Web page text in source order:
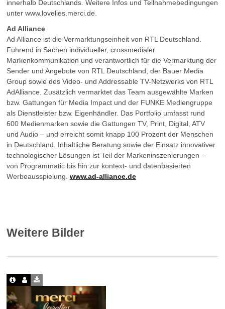
innerhalb Deutschlands. Weitere Infos und Teilnahmebedingungen
unter www.lovelies.merci.de.
Ad Alliance
Ad Alliance ist die Vermarktungseinheit von RTL Deutschland.
Führend in Sachen individueller, crossmedialer
Markenkommunikation und verantwortlich für die Vermarktung der
Sender und Angebote von RTL Deutschland, der Bauer Media
Group sowie des Video- und Addressable TV-Netzwerks von RTL
AdAlliance. Zusätzlich vermarktet das Team ausgewählte Marken
bzw. Gattungen für Media Impact und der FUNKE Mediengruppe
als Dienstleister bzw. Eigenhändler. Das Portfolio umfasst rund
600 Medienmarken sowie die Gattungen TV, Print, Digital, ATV
und Audio – und erreicht somit knapp 100 Prozent der Menschen
in Deutschland. Inhaltliche Beratung sowie der Einsatz innovativer
technologischer Lösungen ist Teil der Markeninszenierungen –
von Programmatic bis hin zur kontext- und datenbasierten
Werbeausspielung. www.ad-alliance.de
Weitere Bilder